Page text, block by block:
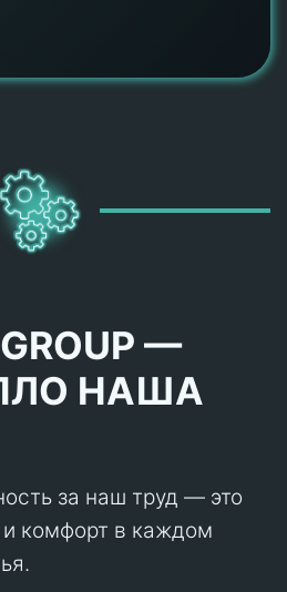
—
НАША
за наш труд — это
комфорт в каждом